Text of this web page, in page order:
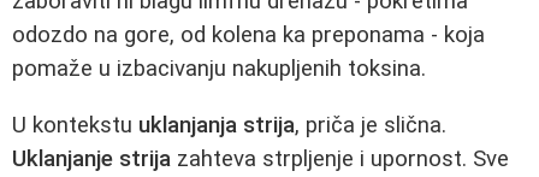
odozdo na gore, od kolena ka preponama - koja
pomaže u izbacivanju nakupljenih toksina.
U kontekstu uklanjanja strija, priča je slična.
Uklanjanje strija zahteva strpljenje i upornost. Sve